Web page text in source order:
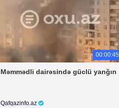
00:00:45
Məmmədli dairəsində güclü yanğın
Qafqazinfo.az